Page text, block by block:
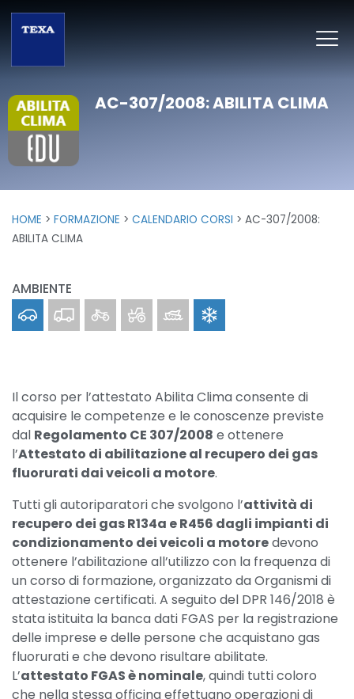
AC-307/2008: ABILITA CLIMA
HOME FORMAZIONE CALENDARIO CORSI
AC-307/2008:
ABILITA CLIMA
AMBIENTE
Car
Truck Bike Off-Highway
Marine Clima
Il corso per l’attestato Abilita Clima consente di
acquisire le competenze e le conoscenze previste
dal Regolamento CE 307/2008 e ottenere
l’Attestato di abilitazione al recupero dei gas
fluorurati dai veicoli a motore.
Tutti gli autoriparatori che svolgono l’attività di
recupero dei gas R134a e R456 dagli impianti di
condizionamento dei veicoli a motoredevono
ottenere l’abilitazione all’utilizzo con la frequenza di
un corso di formazione, organizzato da Organismi di
attestazione certificati. A seguito del DPR 146/2018 è
stata istituita la banca dati FGAS per la registrazione
delle imprese e delle persone che acquistano gas
fluorurati e che devono risultare abilitate.
L’attestato FGAS è nominale, quindi tutti coloro
che nella stessa officina effettuano operazioni di